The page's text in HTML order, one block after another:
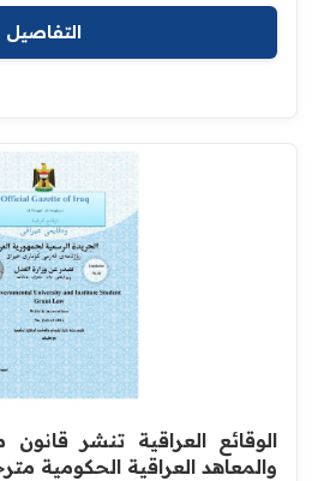
التفاصيل
الوقائع العراقية تنشر
والمعاهد العراقية الحكومية